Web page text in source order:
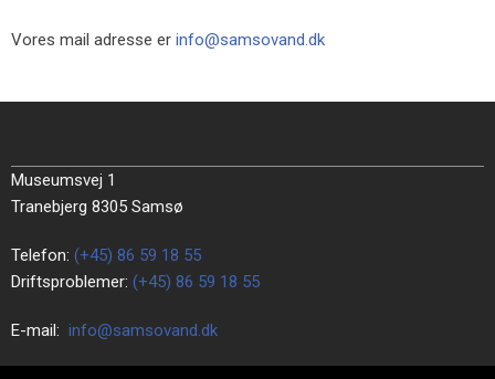
Vores mail adresse er info@samsovand.dk
​Museumsvej 1
Tranebjerg 8305 Samsø
Telefon: (+45) 86 59 18 55
Driftsproblemer: (+45) 86 59 18 55
E-mail: info@samsovand.dk